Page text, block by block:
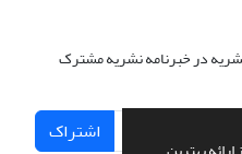
در خبرنامه نشریه مشترک
اشتراک